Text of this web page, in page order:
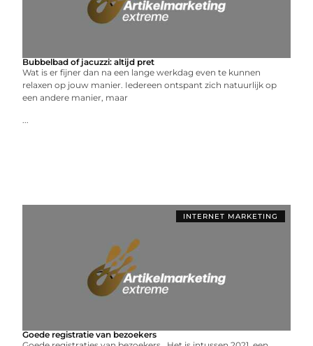
Bubbelbad of jacuzzi: altijd pret
Wat is er fijner dan na een lange werkdag even te kunnen
relaxen op jouw manier. Iedereen ontspant zich natuurlijk op
een andere manier, maar
...
INTERNET MARKETING
Goede registratie van bezoekers